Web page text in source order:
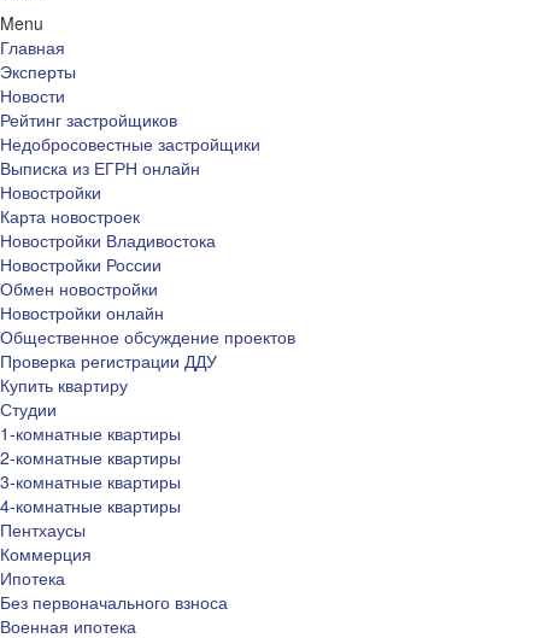
Menu
Главная
Эксперты
Новости
Рейтинг застройщиков
Недобросовестные застройщики
Выписка из ЕГРН онлайн
Новостройки
Карта новостроек
Новостройки Владивостока
Новостройки России
Обмен новостройки
Новостройки онлайн
Общественное обсуждение проектов
Проверка регистрации ДДУ
Купить квартиру
Студии
1-комнатные квартиры
2-комнатные квартиры
3-комнатные квартиры
4-комнатные квартиры
Пентхаусы
Коммерция
Ипотека
Без первоначального взноса
Военная ипотека